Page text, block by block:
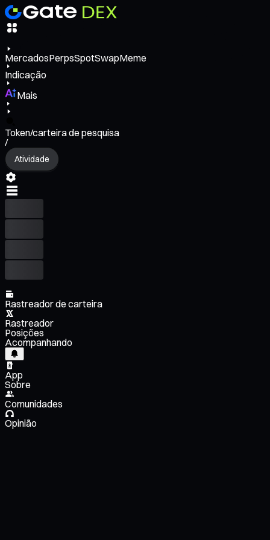
MercadosPerpsSpotSwapMeme
Indicação
Mais
Token/carteira de pesquisa
/
Atividade
Rastreador de carteira
Rastreador
Posições
Acompanhando
App
Sobre
Comunidades
Opinião